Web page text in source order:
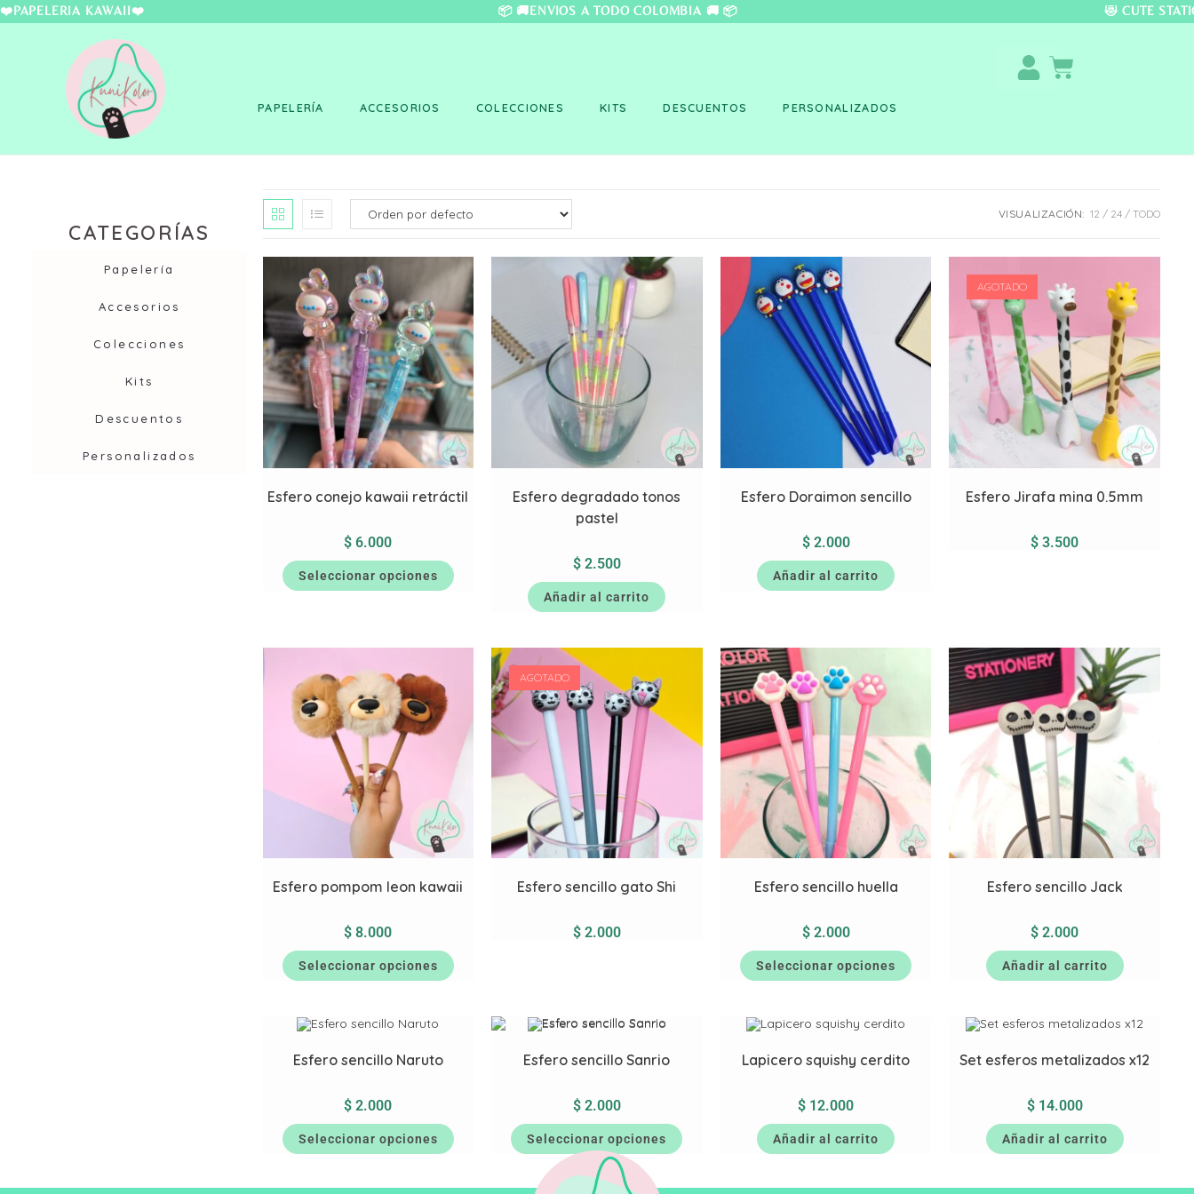
❤️PAPELERÍA KAWAII❤️ 📦 🚚ENVÍOS A TODO COLOMBIA 🚚 📦 😻
PAPELERÍA ACCESORIOS COLECCIONES KITS DESCUENTOS PERSONALIZADOS
CATEGORÍAS
Papelería
Accesorios
Colecciones
Kits
Descuentos
Personalizados
VISUALIZACIÓN: 12 24 TODO
Esfero conejo kawaii retráctil
$ 6.000
Seleccionar opciones
Esfero degradado tonos
pastel
$2.500
Añadir al carrito
Esfero Doraimon sencillo
$2.000
Añadir al carrito
AGOTADO
Esfero Jirafa mina 0.5mm
$ 3.500
Esfero pompom leon kawaii
$ 8.000
Seleccionar opciones
AGOTADO
Esfero sencillo gato Shi
$2.000
Esfero sencillo huella
$2.000
Seleccionar opciones
Esfero sencillo Jack
$ 2.000
Añadir al carrito
Esfero sencillo Naruto
$ 2.000
Seleccionar opciones
Esfero sencillo Sanrio
$2.000
Seleccionar opciones
Lapicero squishy cerdito
$ 12.000
Añadir al carrito
Set esferos metalizados x12
$14.000
Añadir al carrito